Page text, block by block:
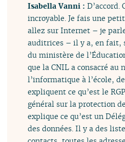
Isabella Vanni :D’accord.
incroyable. Je fais une
allez sur Internet – je
auditrices – il y a, en fait,
du ministère de
que la CNIL a consacré au
l’informatique à l’école,
expliquent ce qu’est le
général sur la protection
explique ce qu’est un
des données. Il y a des